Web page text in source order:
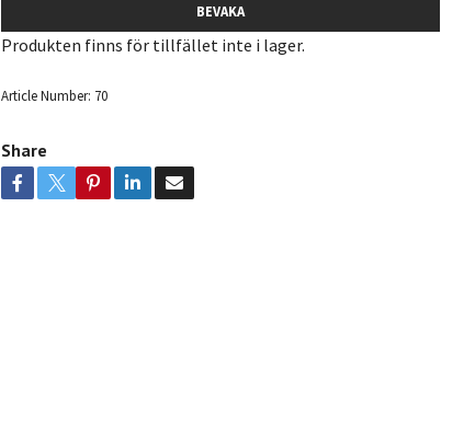
BEVAKA
Produkten finns för tillfället inte i lager.
Article Number: 70
Share